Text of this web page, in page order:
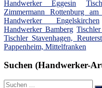
Handwerker Eggesin
Zimmermann Rottenburg
Handwerker Engelskirchen
Handwerker Bamberg
Tischler Stavenhagen,
Pappenheim, Mittelfranken
Suchen (Handwerker-
Suche